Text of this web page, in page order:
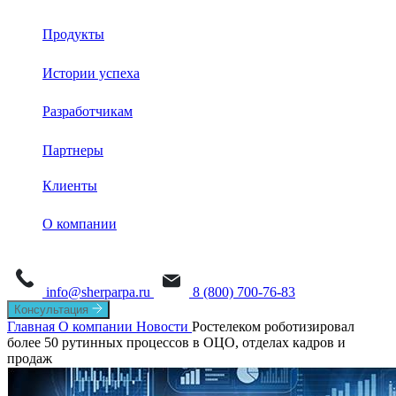
Продукты
Sherpa RPA
Task Mining
Истории успеха
Разработчикам
База знаний
Обучение
Партнеры
Клиенты
О компании
СМИ о нас
История
Руководство
info@sherparpa.ru 8 (800) 700-76-83
Консультация
Главная О компании Новости Ростелеком роботизировал
более 50 рутинных процессов в ОЦО, отделах кадров и
продаж